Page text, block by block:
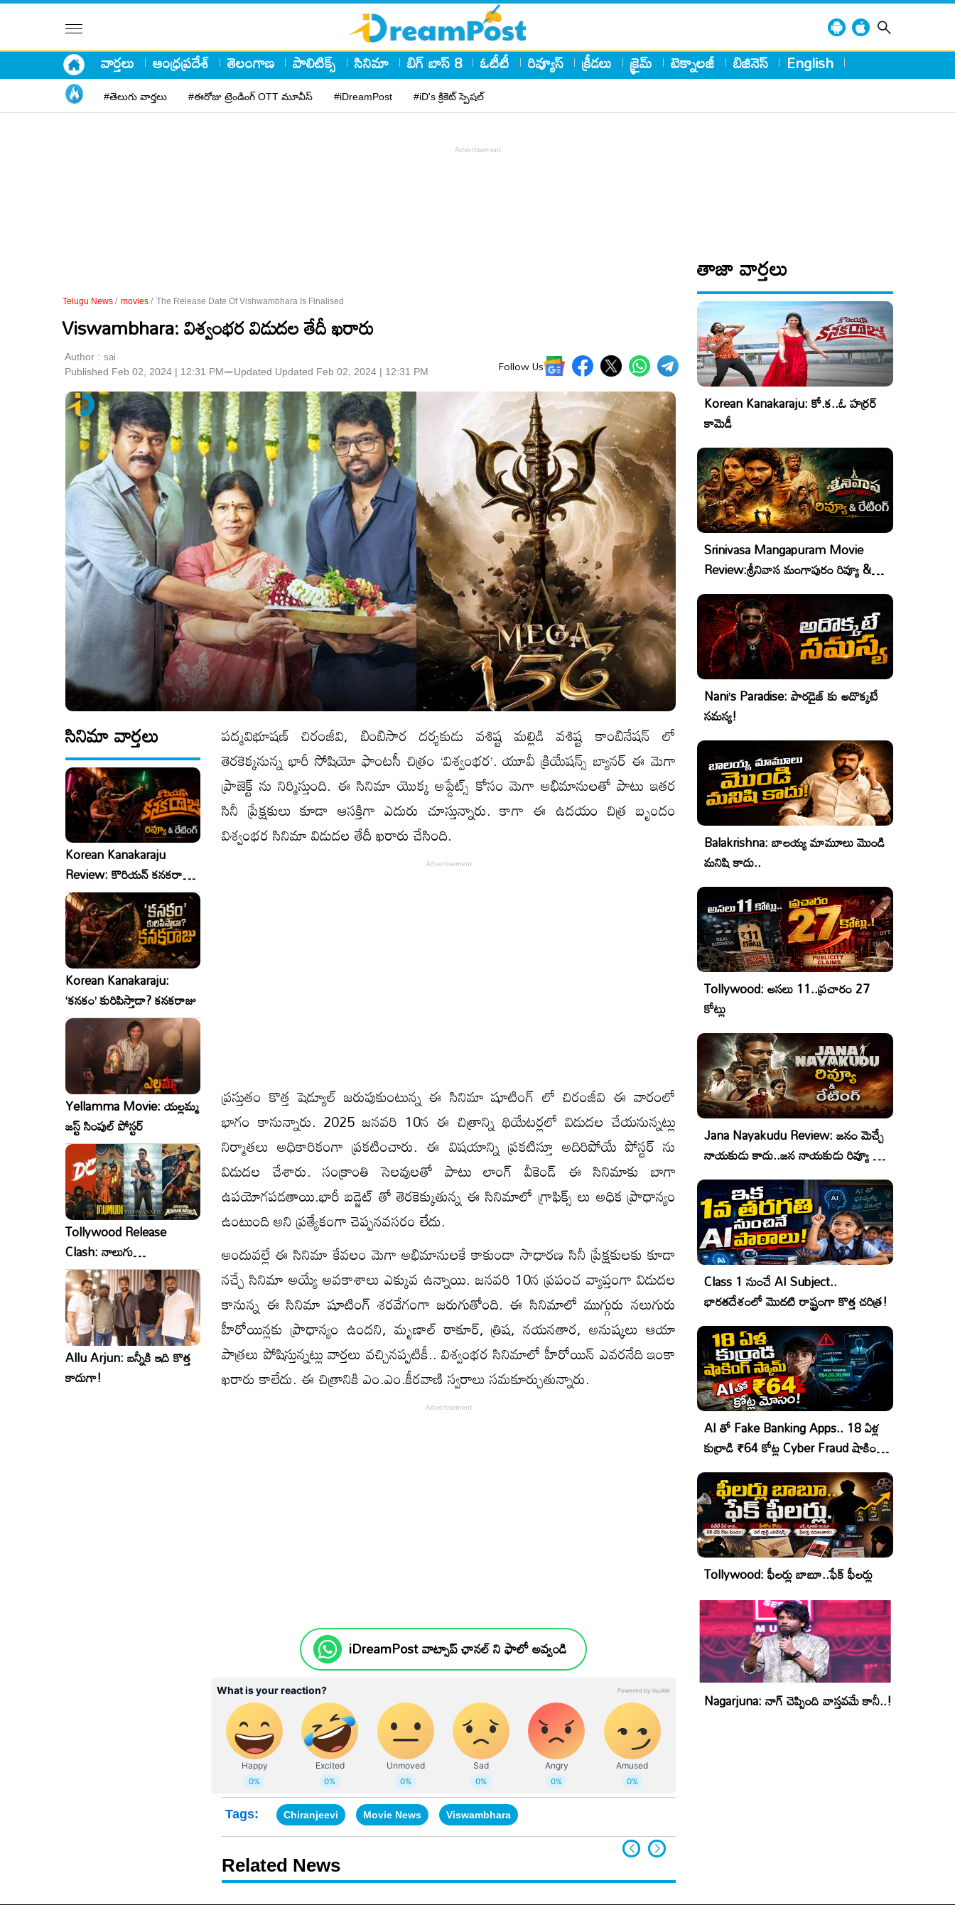
వార్తలు ఆంధ్రప్రదేశ్ తెలంగాణ పాలిటిక్స్ సినిమా బిగ్ బాస్ 8 ఓటీటీ రివ్యూస్ క్రీడలు క్రైమ్ టెక్నాలజీ బిజినెస్ English
#తెలుగు వార్తలు #ఈరోజు ట్రెండింగ్ OTT మూవీస్ #iDreamPost #iD's క్రికెట్ స్పెషల్
Telugu News / movies / The Release Date Of Vishwambhara Is Finalised
Viswambhara: విశ్వంభర విడుదల తేదీ ఖరారు
Author : sai
Published Feb 02, 2024 | 12:31 PM⚊Updated Updated Feb 02, 2024 | 12:31 PM Follow Us
సినిమా వార్తలు
Korean Kanakaraju
Review: కొరియన్ కనకరాజు
రివ్యూ & రేటింగ్!
Korean Kanakaraju:
‘కనకం’ కురిపిస్తాడా? కనకరాజు
Yellamma Movie: యల్లమ్మ
జస్ట్ సింపుల్ పోస్టర్
Tollywood Release
Clash: నాలుగు
సినిమాలు..ఒకేసారి..ఎందుకో?
Allu Arjun: బన్నీకి ఇది కొత్త
కాదుగా!
పద్మవిభూషణ్ చిరంజీవి, బింబిసార దర్శకుడు వశిష్ట మల్లిడి వశిష్ట కాంబినేషన్ లో
తెరకెక్కనున్న భారీ సోషియో ఫాంటసీ చిత్రం ‘విశ్వంభర’. యూవీ క్రియేషన్స్ బ్యానర్ ఈ మెగా
ప్రాజెక్ట్ ను నిర్మిస్తుంది. ఈ సినిమా యొక్క అప్డేట్స్ కోసం మెగా అభిమానులతో పాటు ఇతర
సినీ ప్రేక్షకులు కూడా ఆసక్తిగా ఎదురు చూస్తున్నారు. కాగా ఈ ఉదయం చిత్ర బృందం
విశ్వంభర సినిమా విడుదల తేదీ ఖరారు చేసింది.
ప్రస్తుతం కొత్త షెడ్యూల్ జరుపుకుంటున్న ఈ సినిమా షూటింగ్ లో చిరంజీవి ఈ వారంలో
భాగం కానున్నారు. 2025 జనవరి 10న ఈ చిత్రాన్ని థియేటర్లలో విడుదల చేయనున్నట్లు
నిర్మాతలు అధికారికంగా ప్రకటించారు. ఈ విషయాన్ని ప్రకటిస్తూ అదిరిపోయే పోస్టర్ ను
విడుదల చేశారు. సంక్రాంతి సెలవులతో పాటు లాంగ్ వీకెండ్ ఈ సినిమాకు బాగా
ఉపయోగపడతాయి.భారీ బడ్జెట్ తో తెరకెక్కుతున్న ఈ సినిమాలో గ్రాఫిక్స్ లు అధిక ప్రాధాన్యం
ఉంటుంది అని ప్రత్యేకంగా చెప్పనవసరం లేదు.
అందువల్లే ఈ సినిమా కేవలం మెగా అభిమానులకే కాకుండా సాధారణ సినీ ప్రేక్షకులకు కూడా
నచ్చే సినిమా అయ్యే అవకాశాలు ఎక్కువ ఉన్నాయి. జనవరి 10న ప్రపంచ వ్యాప్తంగా విడుదల
కానున్న ఈ సినిమా షూటింగ్ శరవేగంగా జరుగుతోంది. ఈ సినిమాలో ముగ్గురు నలుగురు
హీరోయిన్లకు ప్రాధాన్యం ఉందని, మృణాల్ ఠాకూర్, త్రిష, నయనతార, అనుష్కలు ఆయా
పాత్రలు పోషిస్తున్నట్లు వార్తలు వచ్చినప్పటికీ.. విశ్వంభర సినిమాలో హీరోయిన్ ఎవరనేది ఇంకా
ఖరారు కాలేదు. ఈ చిత్రానికి ఎం.ఎం.కీరవాణి స్వరాలు సమకూర్చుతున్నారు.
iDreamPost వాట్సాప్ ఛానల్ ని ఫాలో అవ్వండి
Tags: Chiranjeevi Movie News Viswambhara
Related News
తాజా వార్తలు
Korean Kanakaraju: కో.క..ఓ హర్రర్
కామెడీ
Srinivasa Mangapuram Movie
Review:శ్రీనివాస మంగాపురం రివ్యూ &
రేటింగ్
Nani’s Paradise: పారడైజ్ కు అదొక్కటే
సమస్య!
Balakrishna: బాలయ్య మామూలు మొండి
మనిషి కాదు..
Tollywood: అసలు 11..ప్రచారం 27
కోట్లు
Jana Nayakudu Review: జనం మెచ్చే
నాయకుడు కాదు..జన నాయకుడు రివ్యూ &
రేటింగ్!
Class 1 నుంచే AI Subject..
భారతదేశంలో మొదటి రాష్ట్రంగా కొత్త చరిత్ర!
AI తో Fake Banking Apps.. 18 ఏళ్ల
కుర్రాడి ₹64 కోట్ల Cyber Fraud షాకింగ్
ఆపరేషన్!
Tollywood: ఫీలర్లు బాబూ..ఫేక్ ఫీలర్లు
Nagarjuna: నాగ్ చెప్పింది వాస్తవమే కానీ..!